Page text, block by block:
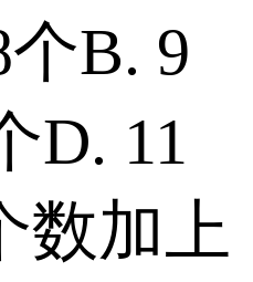
B. 9
D. 11
数加上